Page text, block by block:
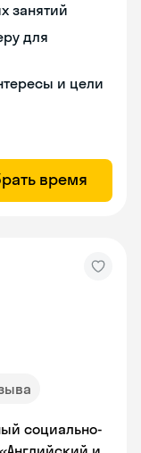
занятий
для
и цели
время
социально-